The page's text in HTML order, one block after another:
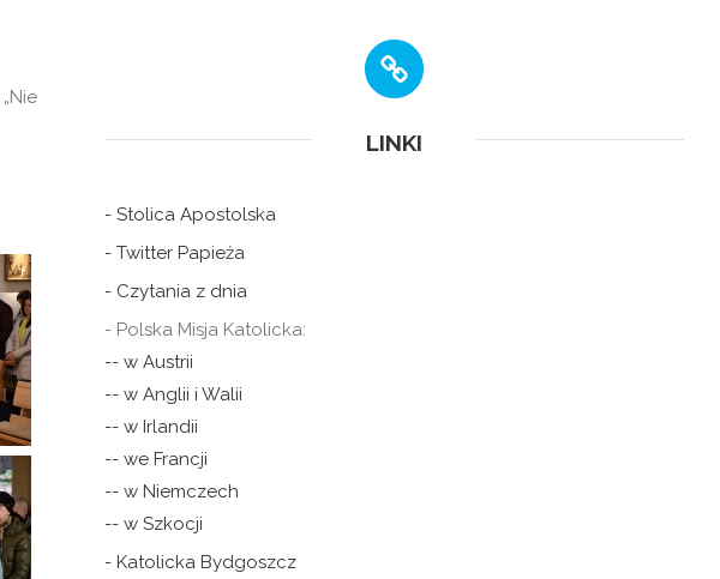
LINKI
- Stolica Apostolska
- Twitter Papieża
- Czytania z dnia
- Polska Misja Katolicka:
-- w Austrii
-- w Anglii i Walii
-- w Irlandii
-- we Francji
-- w Niemczech
-- w Szkocji
- Katolicka Bydgoszcz